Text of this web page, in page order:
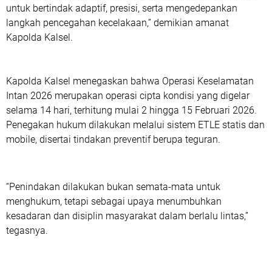
untuk bertindak adaptif, presisi, serta mengedepankan
langkah pencegahan kecelakaan,” demikian amanat
Kapolda Kalsel.
Kapolda Kalsel menegaskan bahwa Operasi Keselamatan
Intan 2026 merupakan operasi cipta kondisi yang digelar
selama 14 hari, terhitung mulai 2 hingga 15 Februari 2026.
Penegakan hukum dilakukan melalui sistem ETLE statis dan
mobile, disertai tindakan preventif berupa teguran.
“Penindakan dilakukan bukan semata-mata untuk
menghukum, tetapi sebagai upaya menumbuhkan
kesadaran dan disiplin masyarakat dalam berlalu lintas,”
tegasnya.